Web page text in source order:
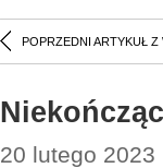
POPRZEDNI ARTYKUŁ Z
20 lutego